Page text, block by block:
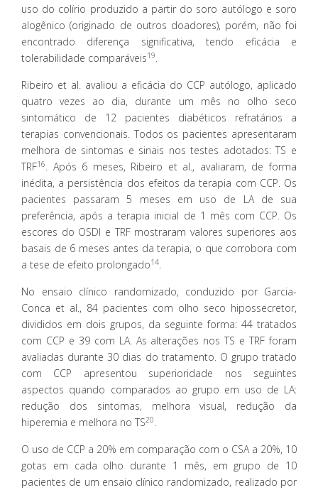
uso do colírio produzido a partir do soro autólogo e soro
alogênico (originado de outros doadores), porém, não foi
encontrado diferença significativa, tendo eficácia e
tolerabilidade comparáveis19.
Ribeiro et al. avaliou a eficácia do CCP autólogo, aplicado
quatro vezes ao dia, durante um mês no olho seco
sintomático de 12 pacientes diabéticos refratários a
terapias convencionais. Todos os pacientes apresentaram
melhora de sintomas e sinais nos testes adotados: TS e
TRF16. Após 6 meses, Ribeiro et al., avaliaram, de forma
inédita, a persistência dos efeitos da terapia com CCP. Os
pacientes passaram 5 meses em uso de LA de sua
preferência, após a terapia inicial de 1 mês com CCP. Os
escores do OSDI e TRF mostraram valores superiores aos
basais de 6 meses antes da terapia, o que corrobora com
a tese de efeito prolongado14.
No ensaio clínico randomizado, conduzido por Garcia-
Conca et al., 84 pacientes com olho seco hipossecretor,
divididos em dois grupos, da seguinte forma: 44 tratados
com CCP e 39 com LA. As alterações nos TS e TRF foram
avaliadas durante 30 dias do tratamento. O grupo tratado
com CCP apresentou superioridade nos seguintes
aspectos quando comparados ao grupo em uso de LA:
redução dos sintomas, melhora visual, redução da
hiperemia e melhora no TS20.
O uso de CCP a 20% em comparação com o CSA a 20%, 10
gotas em cada olho durante 1 mês, em grupo de 10
pacientes de um ensaio clínico randomizado, realizado por